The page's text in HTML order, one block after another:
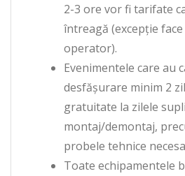
2-3 ore vor fi tarifate
întreagă (excepție
operator).
Evenimentele care au
desfășurare minim 2
gratuitate la zilele
montaj/demontaj,
probele tehnice
Toate echipamentele